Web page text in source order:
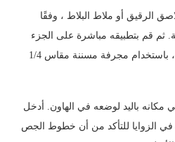
الرقيق أو ملاط ​​البلاط ، وفقًا
ثم قم بتطبيقه مباشرة على الجزء
الخلفي من البلاط البديل ، باستخدام مجرفة مسننة مقاس 1/4
مكانه باليد لوضعه في الهاون. أدخل
في الزوايا للتأكد من أن خطوط الجص